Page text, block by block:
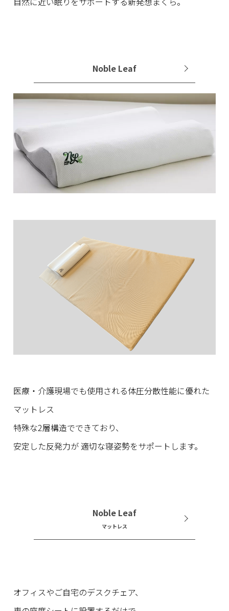
Noble Leaf
医療・介護現場でも使用される体圧分散性能に優れた
マットレス
特殊な2層構造でできており、
安定した反発力が 適切な寝姿勢をサポートします。
Noble Leaf
マットレス
オフィスやご自宅のデスクチェア、